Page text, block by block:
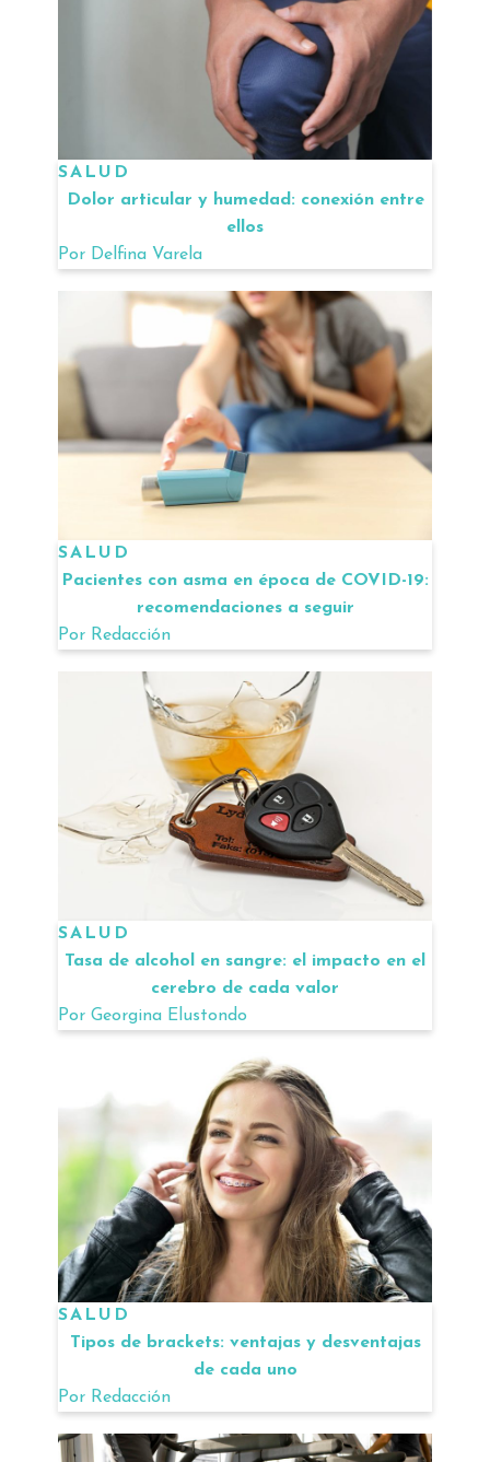
SALUD
Dolor articular y humedad: conexión entre
ellos
Por Delfina Varela
SALUD
Pacientes con asma en época de COVID-19:
recomendaciones a seguir
Por Redacción
SALUD
Tasa de alcohol en sangre: el impacto en el
cerebro de cada valor
Por Georgina Elustondo
SALUD
Tipos de brackets: ventajas y desventajas
de cada uno
Por Redacción